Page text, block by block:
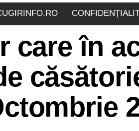
care în